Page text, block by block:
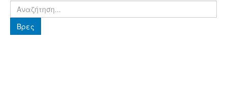
Βρες
Βρες